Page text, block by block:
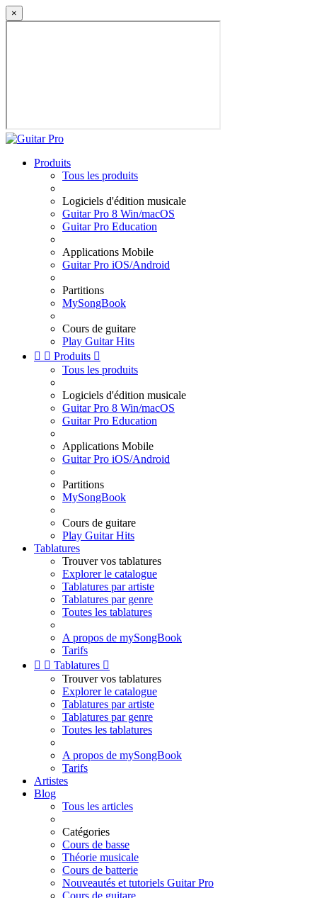
×
Produits
Tous les produits
Logiciels d'édition musicale
Guitar Pro 8 Win/macOS
Guitar Pro Education
Applications Mobile
Guitar Pro iOS/Android
Partitions
MySongBook
Cours de guitare
Play Guitar Hits
  Produits 
Tous les produits
Logiciels d'édition musicale
Guitar Pro 8 Win/macOS
Guitar Pro Education
Applications Mobile
Guitar Pro iOS/Android
Partitions
MySongBook
Cours de guitare
Play Guitar Hits
Tablatures
Trouver vos tablatures
Explorer le catalogue
Tablatures par artiste
Tablatures par genre
Toutes les tablatures
A propos de mySongBook
Tarifs
  Tablatures 
Trouver vos tablatures
Explorer le catalogue
Tablatures par artiste
Tablatures par genre
Toutes les tablatures
A propos de mySongBook
Tarifs
Artistes
Blog
Tous les articles
Catégories
Cours de basse
Théorie musicale
Cours de batterie
Nouveautés et tutoriels Guitar Pro
Cours de guitare